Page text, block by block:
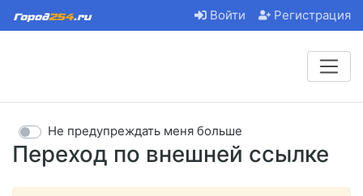
Войти Регистрация
Переход по внешней ссылке
Не предупреждать меня больше